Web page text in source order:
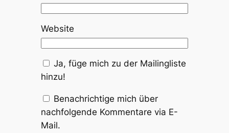
Website
Ja, füge mich zu der Mailingliste
hinzu!
Benachrichtige mich über
nachfolgende Kommentare via E-
Mail.